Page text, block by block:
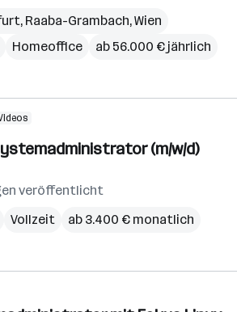
, Raaba-Grambach,Wien
Homeoffice ab 56.000 € jährlich
(m/w/d)
veröffentlicht
Vollzeit ab 3.400 € monatlich